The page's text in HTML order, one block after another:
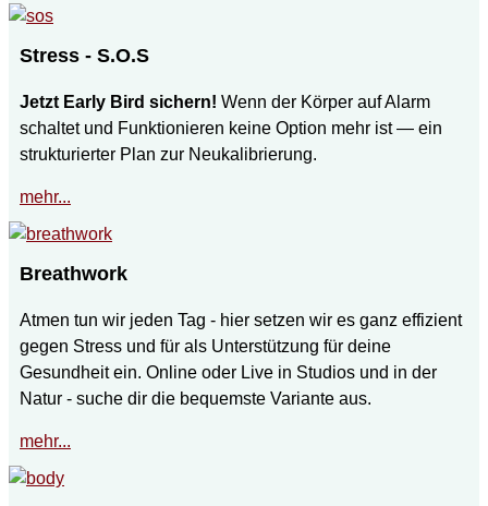
Stress - S.O.S
Jetzt Early Bird sichern! Wenn der Körper auf Alarm
schaltet und Funktionieren keine Option mehr ist — ein
strukturierter Plan zur Neukalibrierung.
mehr...
Breathwork
Atmen tun wir jeden Tag - hier setzen wir es ganz effizient
gegen Stress und für als Unterstützung für deine
Gesundheit ein. Online oder Live in Studios und in der
Natur - suche dir die bequemste Variante aus.
mehr...